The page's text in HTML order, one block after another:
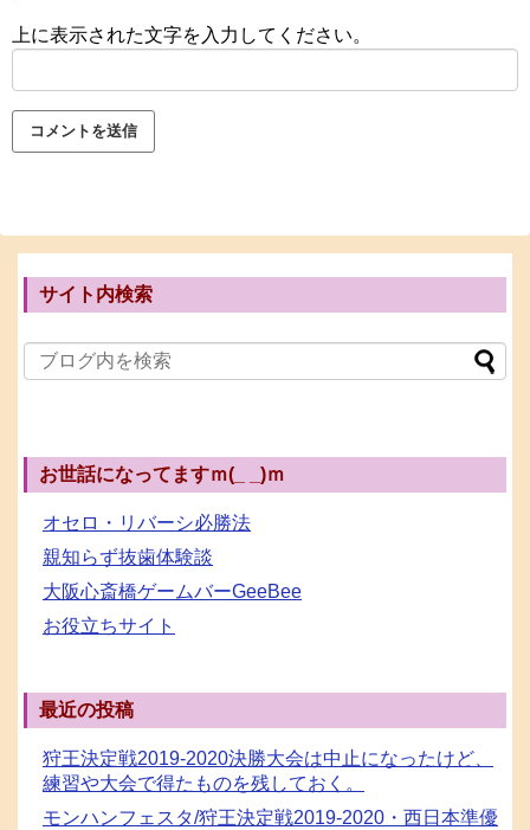
上に表示された文字を入力してください。
サイト内検索
お世話になってますｍ(_ _)ｍ
オセロ・リバーシ必勝法
親知らず抜歯体験談
大阪心斎橋ゲームバーGeeBee
お役立ちサイト
最近の投稿
狩王決定戦2019-2020決勝大会は中止になったけど、
練習や大会で得たものを残しておく。
モンハンフェスタ/狩王決定戦2019-2020・西日本準優